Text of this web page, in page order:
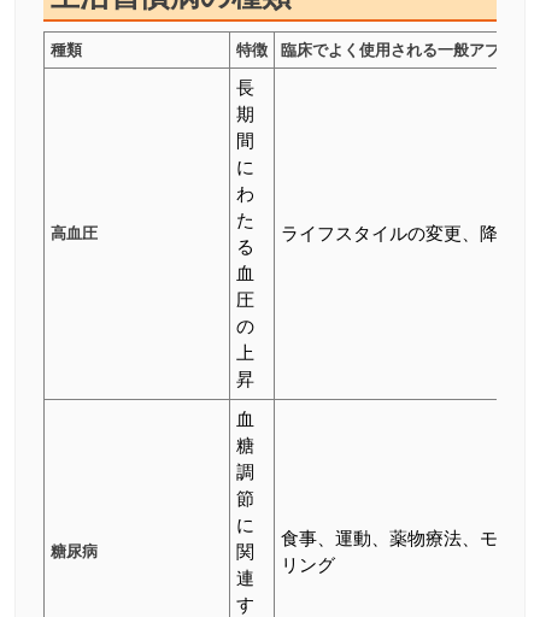
種類 特徴 臨床でよく使用される一般アプロー
高血圧
長
期
間
に
わ
た
る
血
圧
の
上
昇
ライフスタイルの変更、降圧薬
糖尿病
血
糖
調
節
に
関
連
す
食事、運動、薬物療法、モニタ
リング